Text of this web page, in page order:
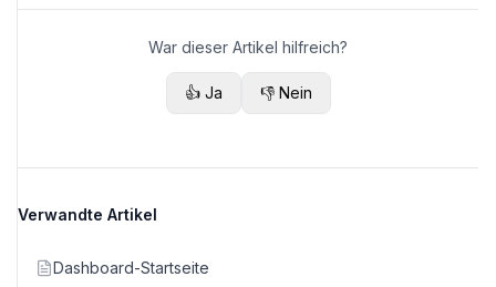
War dieser Artikel hilfreich?
👍 Ja 👎 Nein
Verwandte Artikel
Dashboard-Startseite